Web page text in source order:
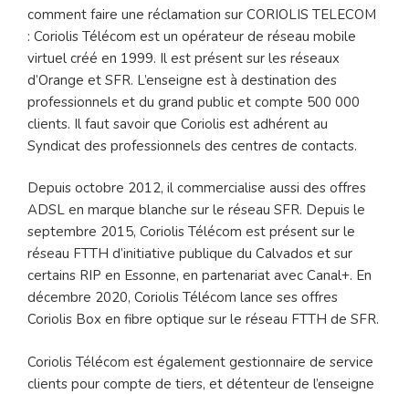
comment faire une réclamation sur CORIOLIS TELECOM
: Coriolis Télécom est un opérateur de réseau mobile
virtuel créé en 1999. Il est présent sur les réseaux
d’Orange et SFR. L’enseigne est à destination des
professionnels et du grand public et compte 500 000
clients. Il faut savoir que Coriolis est adhérent au
Syndicat des professionnels des centres de contacts.
Depuis octobre 2012, il commercialise aussi des offres
ADSL en marque blanche sur le réseau SFR. Depuis le
septembre 2015, Coriolis Télécom est présent sur le
réseau FTTH d’initiative publique du Calvados et sur
certains RIP en Essonne, en partenariat avec Canal+. En
décembre 2020, Coriolis Télécom lance ses offres
Coriolis Box en fibre optique sur le réseau FTTH de SFR.
Coriolis Télécom est également gestionnaire de service
clients pour compte de tiers, et détenteur de l’enseigne